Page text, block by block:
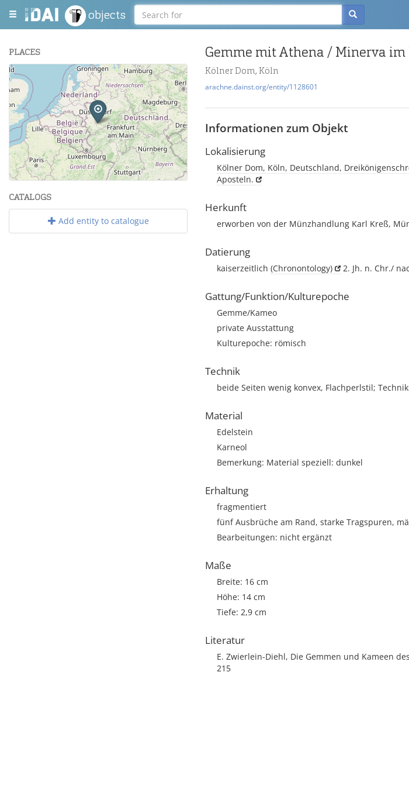
objects
PLACES
+
−
Leaflet| Maps and Data ©OpenStreetMap.
CATALOGS
Add entity to catalogue
Gemme mit Athena / Minerva
Kölner Dom, Köln
arachne.dainst.org/entity/1128601
Informationen zum Objekt
Lokalisierung
Kölner Dom, Köln, Deutschland,
Aposteln.
Herkunft
erworben von der Münzhandlung Karl Kreß,
Datierung
kaiserzeitlich (Chronontology) 2. Jh. n. Chr./
Gattung/Funktion/Kulturepoche
Gemme/Kameo
private Ausstattung
Kulturepoche: römisch
Technik
beide Seiten wenig konvex, Flachperlstil;
Material
Edelstein
Karneol
Bemerkung: Material speziell: dunkel
Erhaltung
fragmentiert
fünf Ausbrüche am Rand, starke Tragspuren,
Bearbeitungen: nicht ergänzt
Maße
Breite: 16 cm
Höhe: 14 cm
Tiefe: 2,9 cm
Literatur
E. Zwierlein-Diehl, Die Gemmen und Kameen
215